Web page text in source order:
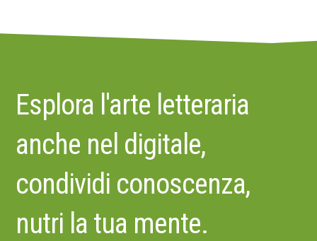
Esplora l'arte letteraria
anche nel digitale,
condividi conoscenza,
nutri la tua mente.